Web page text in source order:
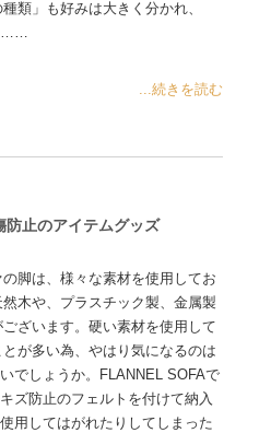
種類」も好みは大きく分かれ、
……
...続きを読む
防止のアイテムグッズ
の脚は、様々な素材を使用してお
然木や、プラスチック製、金属製
ございます。硬い素材を使用して
とが多い為、やはり気になるのは
でしょうか。FLANNEL SOFAで
ズ防止のフェルトを付けて納入
用してはがれたりしてしまった